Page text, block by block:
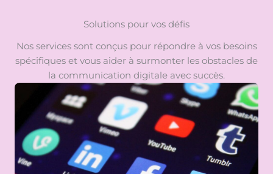
Solutions pour vos défis
Nos services sont conçus pour répondre à vos besoins
spécifiques et vous aider à surmonter les obstacles de
la communication digitale avec succès.